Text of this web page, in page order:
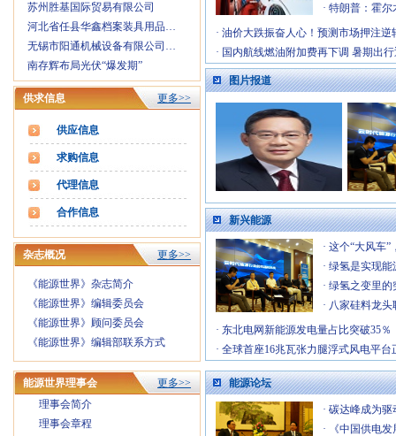
峰行天下游摄汇俱乐部招募会员
[9-3]
学术理论论文征稿启事
[5-20]
理事会成员单位 [12-16]
苏州胜基国际贸易有限公司
河北省任县华鑫档案装具用品…
无锡市阳通机械设备有限公司…
南存辉布局光伏“爆发期”
供求信息 更多>>
供应信息
求购信息
代理信息
合作信息
杂志概况 更多>>
《能源世界》杂志简介
《能源世界》编辑委员会
《能源世界》顾问委员会
《能源世界》编辑部联系方式
· 特朗普：霍
· 油价大跌振奋人心！预测市场押注
· 国内航线燃油附加费再下调 暑期出
图片报道
新兴能源
· 这个“大风车
· 绿氢是实现
· 绿氢之变里的
· 八家硅料龙头
· 东北电网新能源发电量占比突破35％
· 全球首座16兆瓦张力腿浮式风电平台
能源世界理事会
更多>>
理事会简介
理事会章程
能源论坛
· 碳达峰成为
·
《中国供电